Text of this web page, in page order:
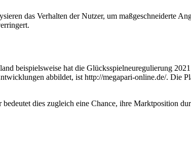
das Verhalten der Nutzer, um maßgeschneiderte
beispielsweise hat die Glücksspielneuregulierung 2021
abbildet, ist http://megapari-online.de/. Die
dies zugleich eine Chance, ihre Marktposition